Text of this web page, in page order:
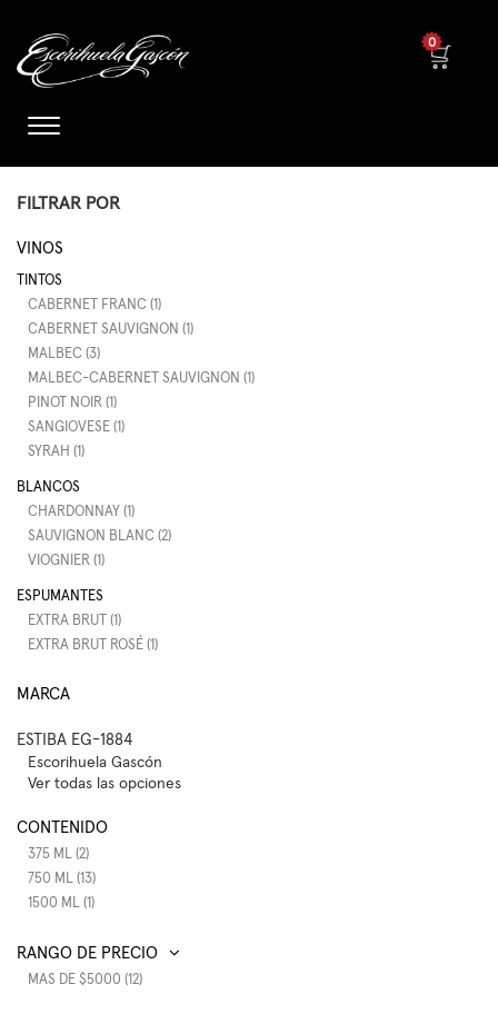
0
FILTRAR POR
VINOS
TINTOS
CABERNET FRANC (1)
CABERNET SAUVIGNON (1)
MALBEC (3)
MALBEC-CABERNET SAUVIGNON (1)
PINOT NOIR (1)
SANGIOVESE (1)
SYRAH (1)
BLANCOS
CHARDONNAY (1)
SAUVIGNON BLANC (2)
VIOGNIER (1)
ESPUMANTES
EXTRA BRUT (1)
EXTRA BRUT ROSÉ (1)
MARCA
ESTIBA EG-1884
Escorihuela Gascón
Ver todas las opciones
CONTENIDO
375 ML (2)
750 ML (13)
1500 ML (1)
RANGO DE PRECIO
MAS DE $5000 (12)